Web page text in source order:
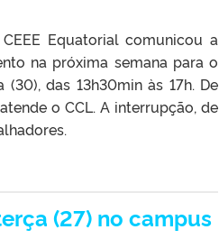
Equatorial comunicou a
na próxima semana para o
das 13h30min às 17h. De
o CCL. A interrupção, de
(27) no campus